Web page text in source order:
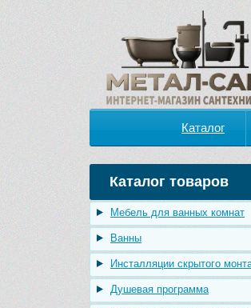
Каталог
Каталог товаров
Мебель для ванных комнат
Ванны
Инсталляции скрытого
Душевая программа